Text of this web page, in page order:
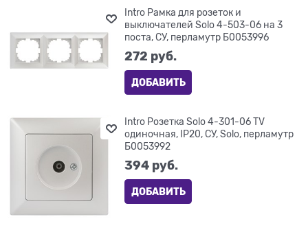
Intro Рамка для розеток и
выключателей Solo 4-503-06 на 3
поста, СУ, перламутр Б0053996
272 руб.
ДОБАВИТЬ
Intro Розетка Solo 4-301-06 TV
одиночная, IP20, СУ, Solo, перламутр
Б0053992
394 руб.
ДОБАВИТЬ